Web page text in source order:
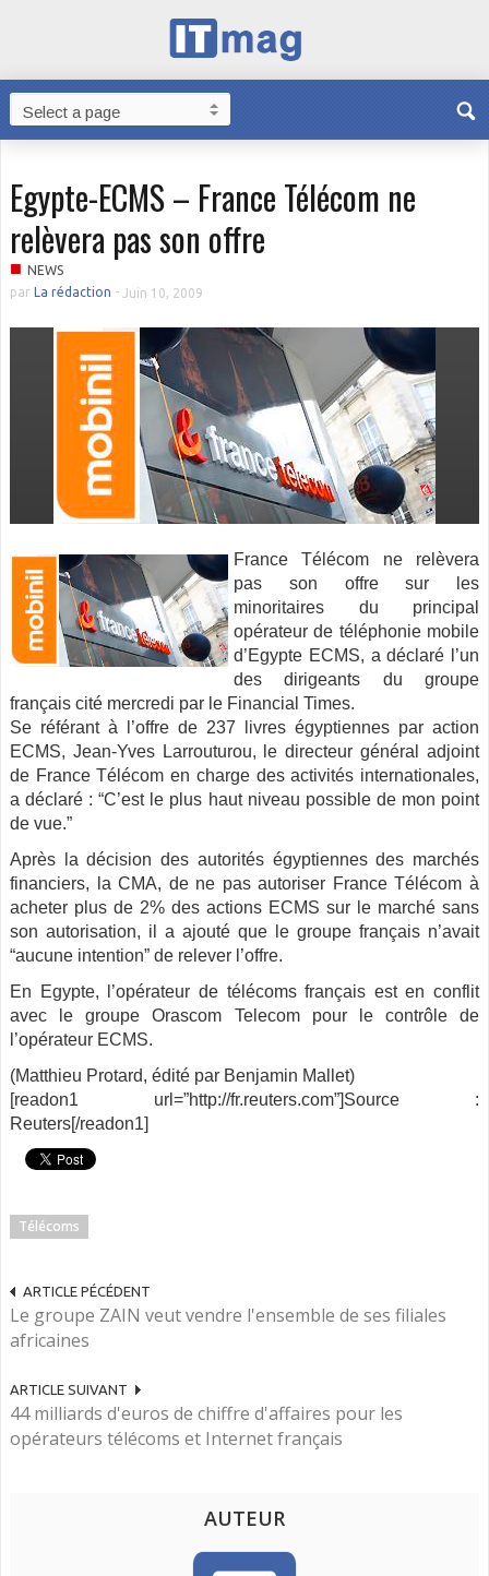
Egypte-ECMS – France Télécom ne
relèvera pas son offre
■ NEWS
par La rédaction - Juin 10, 2009
France Télécom ne relèvera
pas son offre sur les
minoritaires du principal
opérateur de téléphonie mobile
d’Egypte ECMS, a déclaré l’un
des dirigeants du groupe
français cité mercredi par le Financial Times.
Se référant à l’offre de 237 livres égyptiennes par action
ECMS, Jean-Yves Larrouturou, le directeur général adjoint
de France Télécom en charge des activités internationales,
a déclaré : “C’est le plus haut niveau possible de mon point
de vue.”
Après la décision des autorités égyptiennes des marchés
financiers, la CMA, de ne pas autoriser France Télécom à
acheter plus de 2% des actions ECMS sur le marché sans
son autorisation, il a ajouté que le groupe français n’avait
“aucune intention” de relever l’offre.
En Egypte, l’opérateur de télécoms français est en conflit
avec le groupe Orascom Telecom pour le contrôle de
l’opérateur ECMS.
(Matthieu Protard, édité par Benjamin Mallet)
[readon1 url=”http://fr.reuters.com”]Source :
Reuters[/readon1]
Télécoms
ARTICLE PÉCÉDENT
Le groupe ZAIN veut vendre l'ensemble de ses filiales
africaines
ARTICLE SUIVANT
44 milliards d'euros de chiffre d'affaires pour les
opérateurs télécoms et Internet français
AUTEUR